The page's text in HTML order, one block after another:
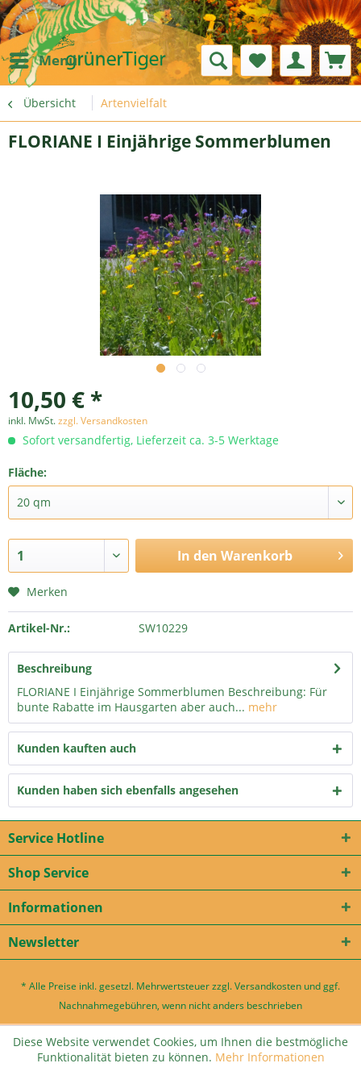
Menü
Übersicht Artenvielfalt
FLORIANE I Einjährige Sommerblumen
10,50 € *
inkl. MwSt.zzgl. Versandkosten
Sofort versandfertig, Lieferzeit ca. 3-5 Werktage
Fläche:
In den Warenkorb
Merken
Artikel-Nr.: SW10229
Beschreibung
FLORIANE I Einjährige Sommerblumen Beschreibung: Für
bunte Rabatte im Hausgarten aber auch... mehr
Kunden kauften auch
Kunden haben sich ebenfalls angesehen
Service Hotline
Shop Service
Informationen
Newsletter
* Alle Preise inkl. gesetzl. Mehrwertsteuer zzgl.Versandkosten und ggf.
Nachnahmegebühren, wenn nicht anders beschrieben
Diese Website verwendet Cookies, um Ihnen die bestmögliche
Funktionalität bieten zu können. Mehr Informationen